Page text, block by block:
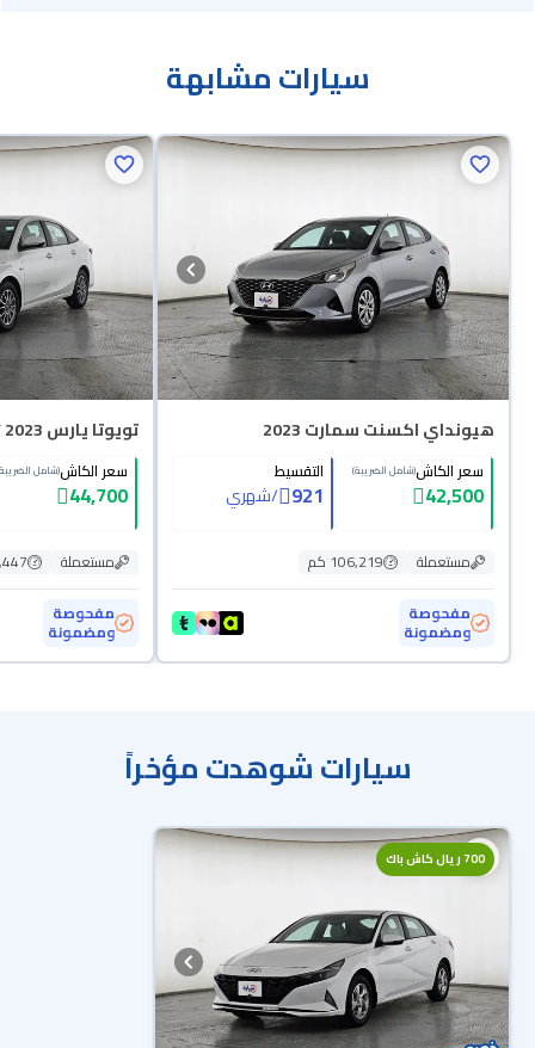
سيارات مشابهة
هيونداي اكسنت سمارت 2023
سعر الكاش(شامل الضريبة)
42,500
التقسيط
921
/شهري
مستعملة
106,219 كم
مفحوصة
ومضمونة
تويوتا يارس Y 2023
سعر الكاش(شامل
44,700
مستعملة
مفحوصة
ومضمونة
سيارات شوهدت مؤخراً
700 ريال كاش باك